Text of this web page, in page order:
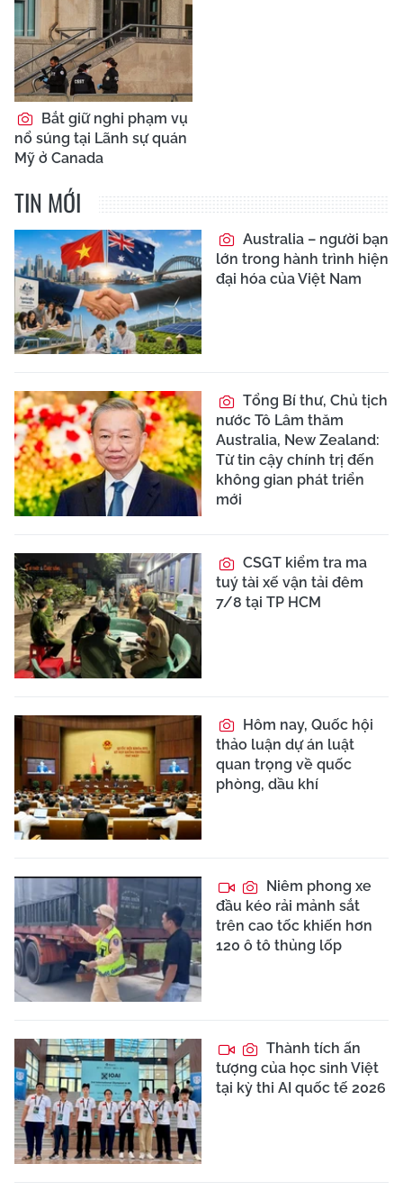
Bắt giữ nghi phạm vụ
nổ súng tại Lãnh sự quán
Mỹ ở Canada
TIN MỚI
Australia – người bạn
lớn trong hành trình hiện
đại hóa của Việt Nam
Tổng Bí thư, Chủ tịch
nước Tô Lâm thăm
Australia, New Zealand:
Từ tin cậy chính trị đến
không gian phát triển
mới
CSGT kiểm tra ma
tuý tài xế vận tải đêm
7/8 tại TP HCM
Hôm nay, Quốc hội
thảo luận dự án luật
quan trọng về quốc
phòng, dầu khí
Niêm phong xe
đầu kéo rải mảnh sắt
trên cao tốc khiến hơn
120 ô tô thủng lốp
Thành tích ấn
tượng của học sinh Việt
tại kỳ thi AI quốc tế 2026